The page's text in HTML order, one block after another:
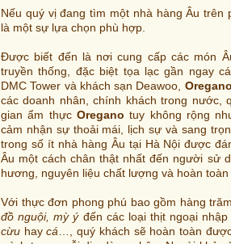
Nếu quý vị đang tìm một nhà hàng Âu
là một sự lựa chọn phù hợp.
Được biết đến là nơi cung cấp các món
truyền thống, đặc biệt tọa lạc gần ngay
DMC Tower và khách sạn Deawoo, Oregano
các doanh nhân, chính khách trong nước,
gian ẩm thực Oregano tuy không rộng
cảm nhận sự thoải mái, lịch sự và sang
trong số ít nhà hàng Âu tại Hà Nội được
Âu một cách chân thật nhất đến người sử
hương, nguyên liệu chất lượng và hoàn toàn
Với thực đơn phong phú bao gồm hàng
đồ nguội, mỳ ýđến các loại thịt ngoại
cừu haycá …, quý khách sẽ hoàn toàn